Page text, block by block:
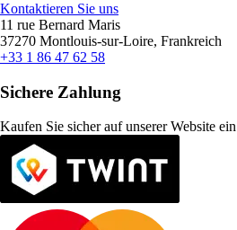
Kontaktieren Sie uns
11 rue Bernard Maris
37270 Montlouis-sur-Loire, Frankreich
+33 1 86 47 62 58
Sichere Zahlung
Kaufen Sie sicher auf unserer Website ein